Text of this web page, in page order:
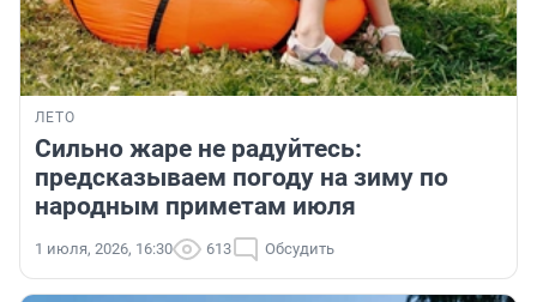
ЛЕТО
Сильно жаре не радуйтесь:
предсказываем погоду на зиму по
народным приметам июля
1 июля, 2026, 16:30 613 Обсудить